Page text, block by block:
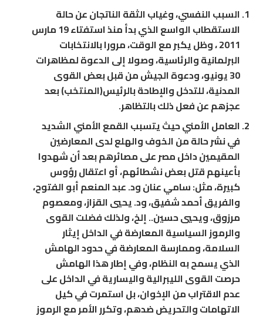
السبب النفسي، وغياب الثقة الناتجان عن حالة
الاستقطاب الواسع الذي بدأ منذ استفتاء 19 مارس
2011 ، وظل يكبر مع الوقت، مرورا بالانتخابات
البرلمانية والرئاسية، وصولا إلى الدعوة لمظاهرات
30 يونيو، ودعوة الجيش من قبل بعض القوى
المدنية، للتدخل والإطاحة بالرئيس(المنتخب) بعد
عجزهم عن فعل ذلك بالتظاهر.
العامل الأمني حيث يتسبب القمع الأمني الشديد
في نشر حالة من الخوف والهلع لدى المعارضين
المقيمين داخل مصر على مصائرهم بعد أن شهدوا
بأعينهم قتل بعض نشطائهم، أو اعتقال رؤوس
كبيرة، مثل: سامي عنان ود. عبد المنعم أبو الفتوح،
والفريق أحمد شفيق، ود. يحيي القزاز، ومعصوم
مرزوق، ويحيي حسين.. إلخ، ولذلك فضلت القوى
والرموز السياسية المعارضة في الداخل إيثار
السلامة، وممارسة المعارضة في حدود الهامش
الذي يسمح به النظام، وفي إطار هذا الهامش
حرصت القوى الليبرالية واليسارية في الداخل على
عدم الاقتراب من الإخوان، بل استمرت في كيل
الاتهامات والتحريض ضدهم، وتكرر الأمر مع الرموز